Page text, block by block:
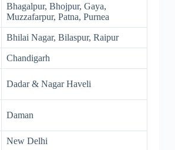
Bhagalpur, Bhojpur, Gaya,
Muzzafarpur, Patna, Purnea
Bhilai Nagar, Bilaspur, Raipur
Chandigarh
Dadar & Nagar Haveli
Daman
New Delhi